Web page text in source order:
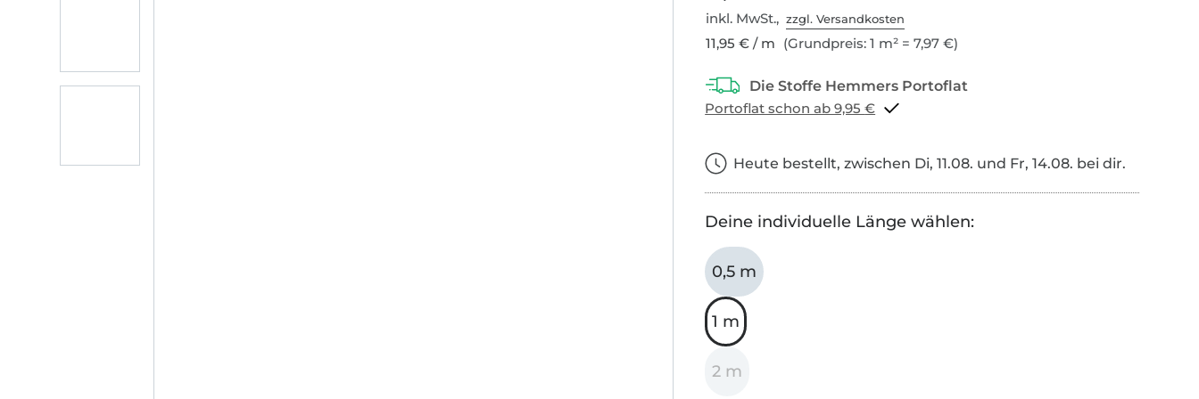
inkl. MwSt.,zzgl. Versandkosten
11,95 € / m (Grundpreis: 1 m² = 7,97 €)
Portoflat schon ab 9,95 €
Heute bestellt, zwischen Di, 11.08. und Fr, 14.08. bei dir.
Deine individuelle Länge wählen:
0,5 m
1 m
2 m